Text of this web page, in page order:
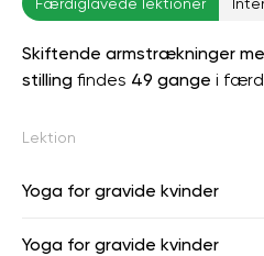
Skiftende armstrækninger
stilling findes 49 gange i
Lektion
Yoga for gravide kvinder
Yoga for gravide kvinder